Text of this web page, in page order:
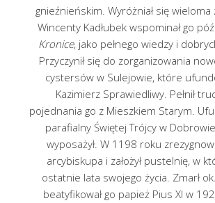
gnieźnieńskim. Wyróżniał się wieloma
Wincenty Kadłubek wspominał go
Kronice, jako pełnego wiedzy i
Przyczynił się do zorganizowania
cystersów w Sulejowie, które
Kazimierz Sprawiedliwy. Pełnił
pojednania go z Mieszkiem Starym.
parafialny Świętej Trójcy w
wyposażył. W 1198 roku
arcybiskupa i założył pustelnię, w
ostatnie lata swojego życia. Zmarł
beatyfikował go papież Pius XI w